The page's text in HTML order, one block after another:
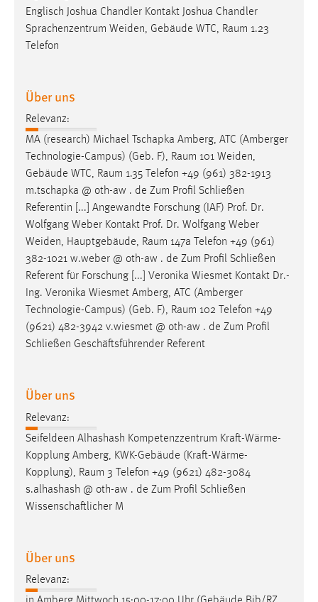
Englisch Joshua Chandler Kontakt Joshua Chandler
Sprachenzentrum Weiden, Gebäude WTC, Raum 1.23
Telefon
Über uns
Relevanz:
MA (research) Michael Tschapka Amberg, ATC (Amberger
Technologie-Campus) (Geb. F), Raum 101 Weiden,
Gebäude WTC, Raum 1.35 Telefon +49 (961) 382-1913
m.tschapka @ oth-aw . de Zum Profil Schließen
Referentin [...] Angewandte Forschung (IAF) Prof. Dr.
Wolfgang Weber Kontakt Prof. Dr. Wolfgang Weber
Weiden, Hauptgebäude, Raum 147a Telefon +49 (961)
382-1021 w.weber @ oth-aw . de Zum Profil Schließen
Referent für Forschung [...] Veronika Wiesmet Kontakt Dr.-
Ing. Veronika Wiesmet Amberg, ATC (Amberger
Technologie-Campus) (Geb. F), Raum 102 Telefon +49
(9621) 482-3942 v.wiesmet @ oth-aw . de Zum Profil
Schließen Geschäftsführender Referent
Über uns
Relevanz:
Seifeldeen Alhashash Kompetenzzentrum Kraft-Wärme-
Kopplung Amberg, KWK-Gebäude (Kraft-Wärme-
Kopplung), Raum 3 Telefon +49 (9621) 482-3084
s.alhashash @ oth-aw . de Zum Profil Schließen
Wissenschaftlicher M
Über uns
Relevanz:
Max. 13 Monate
verwendet, um personalisierte Werbung anzuzeigen.
Sie tun dies, indem sie Besucher über Websites
hinweg verfolgen.
Google Ads
Name:
_gcl_au
Anbieter:
Google Ireland Limited
Zweck:
Conversion-Tracking
Cookie Laufzeit:
3 Monate
Anbieter:
Facebook
Zweck:
Conversion-Tracking